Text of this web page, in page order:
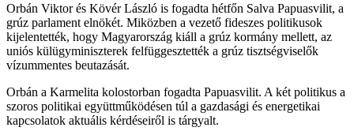
Orbán Viktor és Kövér László is fogadta hétfőn Salva Papuasvilit, a
grúz parlament elnökét. Miközben a vezető fideszes politikusok
kijelentették, hogy Magyarország kiáll a grúz kormány mellett, az
uniós külügyminiszterek felfüggesztették a grúz tisztségviselők
vízummentes beutazását.
Orbán a Karmelita kolostorban fogadta Papuasvilit. A két politikus a
szoros politikai együttműködésen túl a gazdasági és energetikai
kapcsolatok aktuális kérdéseiről is tárgyalt.